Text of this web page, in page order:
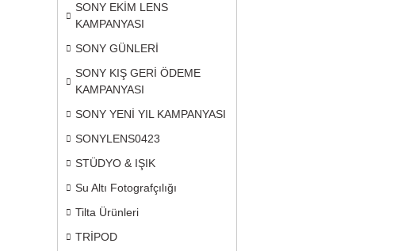
SONY EKİM LENS
KAMPANYASI
SONY GÜNLERİ
SONY KIŞ GERİ ÖDEME
KAMPANYASI
SONY YENİ YIL KAMPANYASI
SONYLENS0423
STÜDYO & IŞIK
Su Altı Fotografçılığı
Tilta Ürünleri
TRİPOD